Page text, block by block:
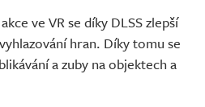
ve VR se díky DLSS zlepší
hran. Díky tomu se
a zuby na objektech a